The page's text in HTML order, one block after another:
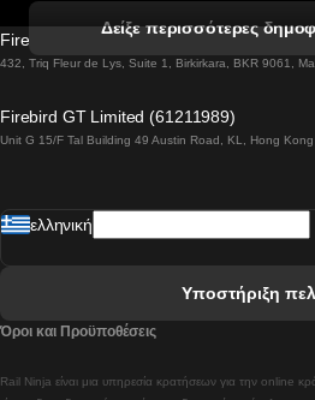
Βιέννη προς
Βουδαπέστη προς
Δείξε περισσότερες
Firebird GT Limited (OC 1451)
432, Triq Fleur de Lys, Suite 1, Birkirkara, BKR 9061,
Firebird GT Limited (61211989)
Unit G 15/F Tal Building 49 Austin Road, KL, Hong Kong
Rail Ninja είναι μια υπηρεσία κρατήσεων για την online
ελληνική
Υποστήριξη
Όροι και Προϋποθέσεις